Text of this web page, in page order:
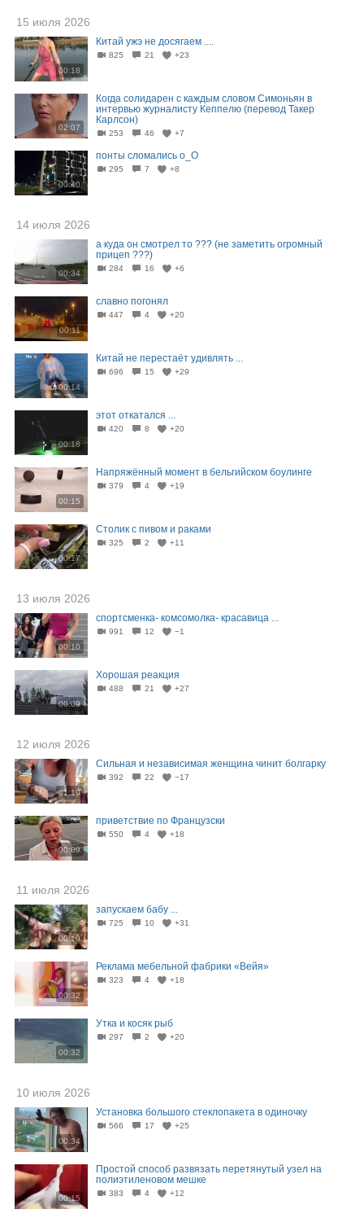
15 июля 2026
00:18
Китай ужэ не досягаем ....
825 21 +23
02:07
Когда солидарен с каждым словом Симоньян в
интервью журналисту Кеппелю (перевод Такер
Карлсон)
253 46 +7
00:40
понты сломались о_О
295 7 +8
14 июля 2026
00:34
а куда он смотрел то ??? (не заметить огромный
прицеп ???)
284 16 +6
00:11
славно погонял
447 4 +20
00:14
Китай не перестаёт удивлять ...
696 15 +29
00:18
этот откатался ...
420 8 +20
00:15
Напряжённый момент в бельгийском боулинге
379 4 +19
00:17
Столик с пивом и раками
325 2 +11
13 июля 2026
00:10
спортсменка- комсомолка- красавица ...
991 12 −1
00:09
Хорошая реакция
488 21 +27
12 июля 2026
01:19
Сильная и независимая женщина чинит болгарку
392 22 −17
00:09
приветствие по Французски
550 4 +18
11 июля 2026
00:10
запускаем бабу ...
725 10 +31
00:32
Реклама мебельной фабрики «Вейя»
323 4 +18
00:32
Утка и косяк рыб
297 2 +20
10 июля 2026
00:34
Установка большого стеклопакета в одиночку
566 17 +25
00:15
Простой способ развязать перетянутый узел на
полиэтиленовом мешке
383 4 +12